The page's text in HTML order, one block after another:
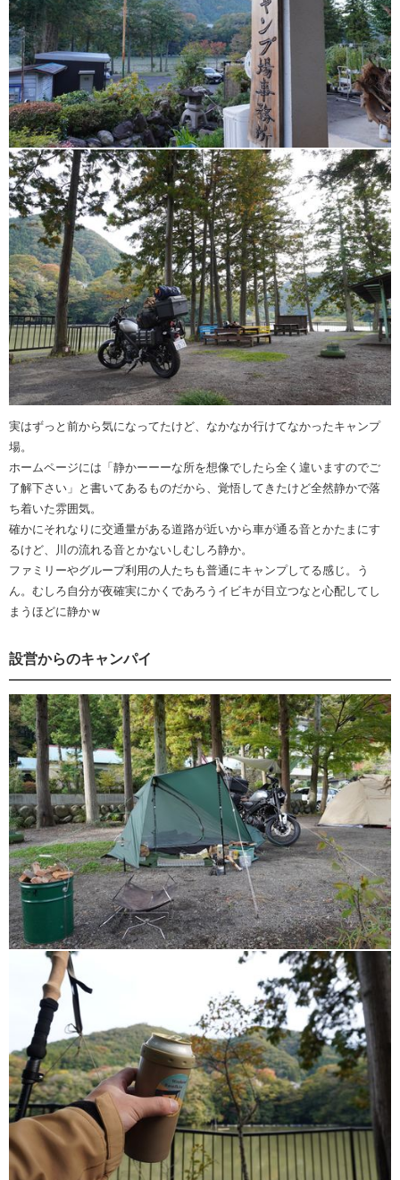
実はずっと前から気になってたけど、なかなか行けてなかったキャンプ
場。
ホームページには「静かーーーな所を想像でしたら全く違いますのでご
了解下さい」と書いてあるものだから、覚悟してきたけど全然静かで落
ち着いた雰囲気。
確かにそれなりに交通量がある道路が近いから車が通る音とかたまにす
るけど、川の流れる音とかないしむしろ静か。
ファミリーやグループ利用の人たちも普通にキャンプしてる感じ。う
ん。むしろ自分が夜確実にかくであろうイビキが目立つなと心配してし
まうほどに静かｗ
設営からのキャンパイ